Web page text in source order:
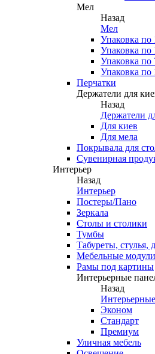
Мел
Назад
Мел
Упаковка по
Упаковка по
Упаковка по
Упаковка по
Перчатки
Держатели для
Назад
Держатели
Для киев
Для мела
Покрывала для
Сувенирная
Интерьер
Назад
Интерьер
Постеры/Пано
Зеркала
Столы и столики
Тумбы
Табуреты, стулья,
Мебельные модули
Рамы под картины
Интерьерные
Назад
Эконом
Стандарт
Премиум
Уличная мебель